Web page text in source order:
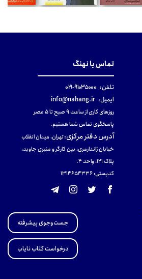
تماس با نهنگ
تلفن: ۹۱۰۳۵۰۰۰-۰۲۱
ایمیل: info@nahang.ir
روزهای کاری از ساعت ۹ صبح تا ۵ عصر
پاسخگوی تماس شما هستیم.
آدرس دفتر مرکزی:تهران، میدان انقلاب
خیابان ژاندارمری، بین کارگر و منیری جاوید،
پلاک 121، واحد ۴.
کدپستی: 131465433۶
جست‌وجوی پیشرفته
درخواست کتاب نایاب